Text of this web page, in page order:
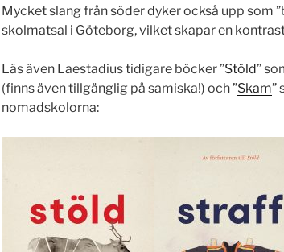
Mycket slang från söder dyker också upp som
skolmatsal i Göteborg, vilket skapar en
Läs även Laestadius tidigare böcker ”Stöld”
(finns även tillgänglig på samiska!) och ”Skam”
nomadskolorna: